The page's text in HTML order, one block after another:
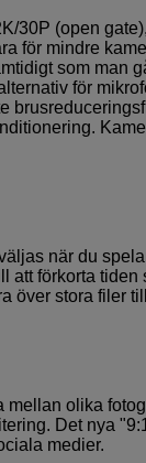
30P (open
för mindre
som man
för
när du
förkorta
över stora filer
olika
Det nya
medier.